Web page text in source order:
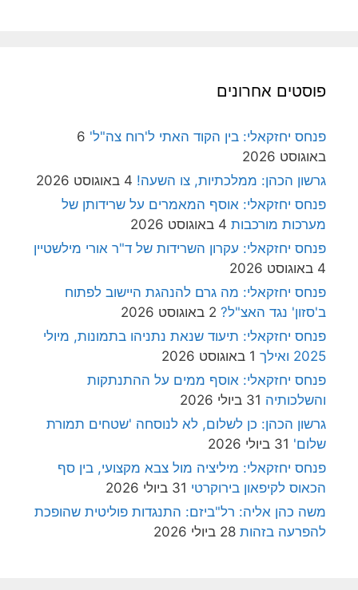
פוסטים אחרונים
פנחס יחזקאלי: בין הקוד האתי ל'רוח צה"ל' 6
באוגוסט 2026
גרשון הכהן: ממלכתיות, צו השעה! 4 באוגוסט 2026
פנחס יחזקאלי: אוסף המאמרים על שרידותן של
מערכות מורכבות 4 באוגוסט 2026
פנחס יחזקאלי: עקרון השרידות של ד"ר אורי מילשטיין
4 באוגוסט 2026
פנחס יחזקאלי: מה גרם להנהגת היישוב לפתוח
ב'סזון' נגד האצ"ל? 2 באוגוסט 2026
פנחס יחזקאלי: תיעוד שנאת נתניהו בתמונות, מיולי
2025 ואילך
1 באוגוסט 2026
פנחס יחזקאלי: אוסף ממים על ההתנתקות
והשלכותיה 31 ביולי 2026
גרשון הכהן: כן לשלום, לא לנוסחה 'שטחים תמורת
שלום' 31 ביולי 2026
פנחס יחזקאלי: מיליציה מול צבא מקצועי, בין סף
הכאוס לקיפאון בירוקרטי 31 ביולי 2026
משה כהן אליה: רל"ביזם: התנגדות פוליטית שהופכת
להפרעה בזהות 28 ביולי 2026